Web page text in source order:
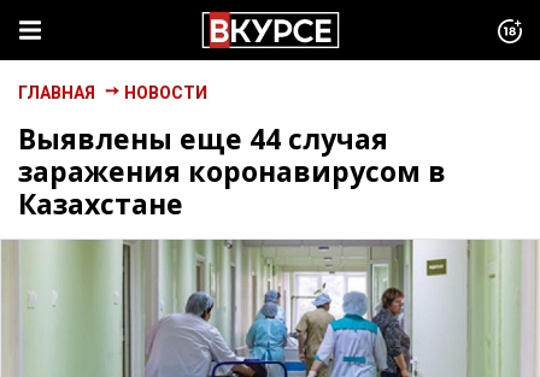
ГЛАВНАЯ НОВОСТИ
Выявлены еще 44 случая
заражения коронавирусом в
Казахстане